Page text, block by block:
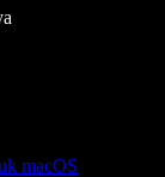
macOS